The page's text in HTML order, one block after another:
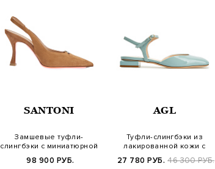
SANTONI
Замшевые туфли-
слингбэки с миниатюрной
98 900 РУБ.
AGL
Туфли-слингбэки из
лакированной кожи с
27 780 РУБ. 46 300 РУБ.